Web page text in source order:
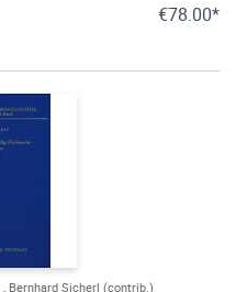
€78.00*
, Bernhard Sicherl (contrib.)